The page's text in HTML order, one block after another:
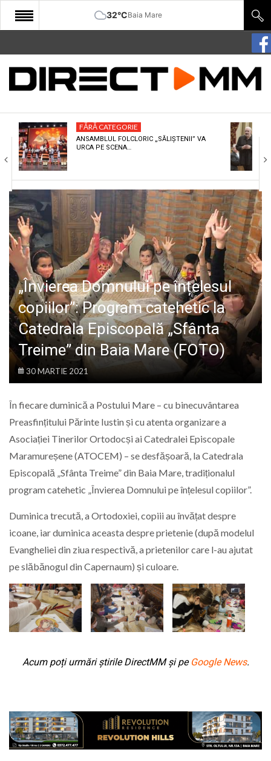
32°CBaia Mare
START
COMUNITATE
CULTURA
ECONOMIE
SANATATE
SPORT
SPECIAL
POLITIC
LIFE
FĂRĂ CATEGORIE
ANSAMBLUL FOLCLORIC „SĂLIȘTENII” VA
URCA PE SCENA…
„Învierea Domnului pe înțelesul
copiilor”: Program catehetic la
Catedrala Episcopală „Sfânta
Treime” din Baia Mare (FOTO)
30 MARTIE 2021
În fiecare duminică a Postului Mare – cu binecuvântarea
Preasfințitului Părinte Iustin și cu atenta organizare a
Asociației Tinerilor Ortodocși ai Catedralei Episcopale
Maramureșene (ATOCEM) – se desfășoară, la Catedrala
Episcopală „Sfânta Treime” din Baia Mare, tradiționalul
program catehetic „Învierea Domnului pe înțelesul copiilor”.
Duminica trecută, a Ortodoxiei, copiii au învățat despre
icoane, iar duminica aceasta despre prietenie (după modelul
Evangheliei din ziua respectivă, a prietenilor care l-au ajutat
pe slăbănogul din Capernaum) și culoare.
Acum poți urmări știrile DirectMM și pe Google News.